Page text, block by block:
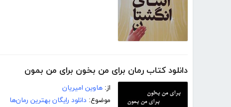
دانلود کتاب رمان برای من بخون برای من بمون
از: هاوین امیریان
موضوع: دانلود رایگان بهترین رمان‌ها